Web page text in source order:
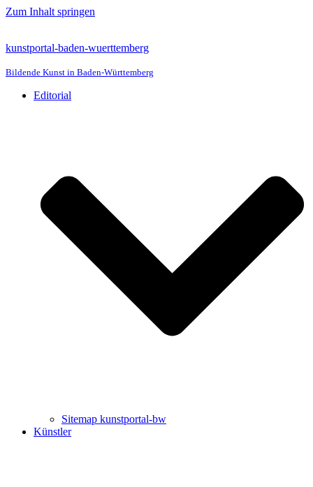
Zum Inhalt springen
kunstportal-baden-wuerttemberg
Bildende Kunst in Baden-Württemberg
Editorial
Sitemap kunstportal-bw
Künstler